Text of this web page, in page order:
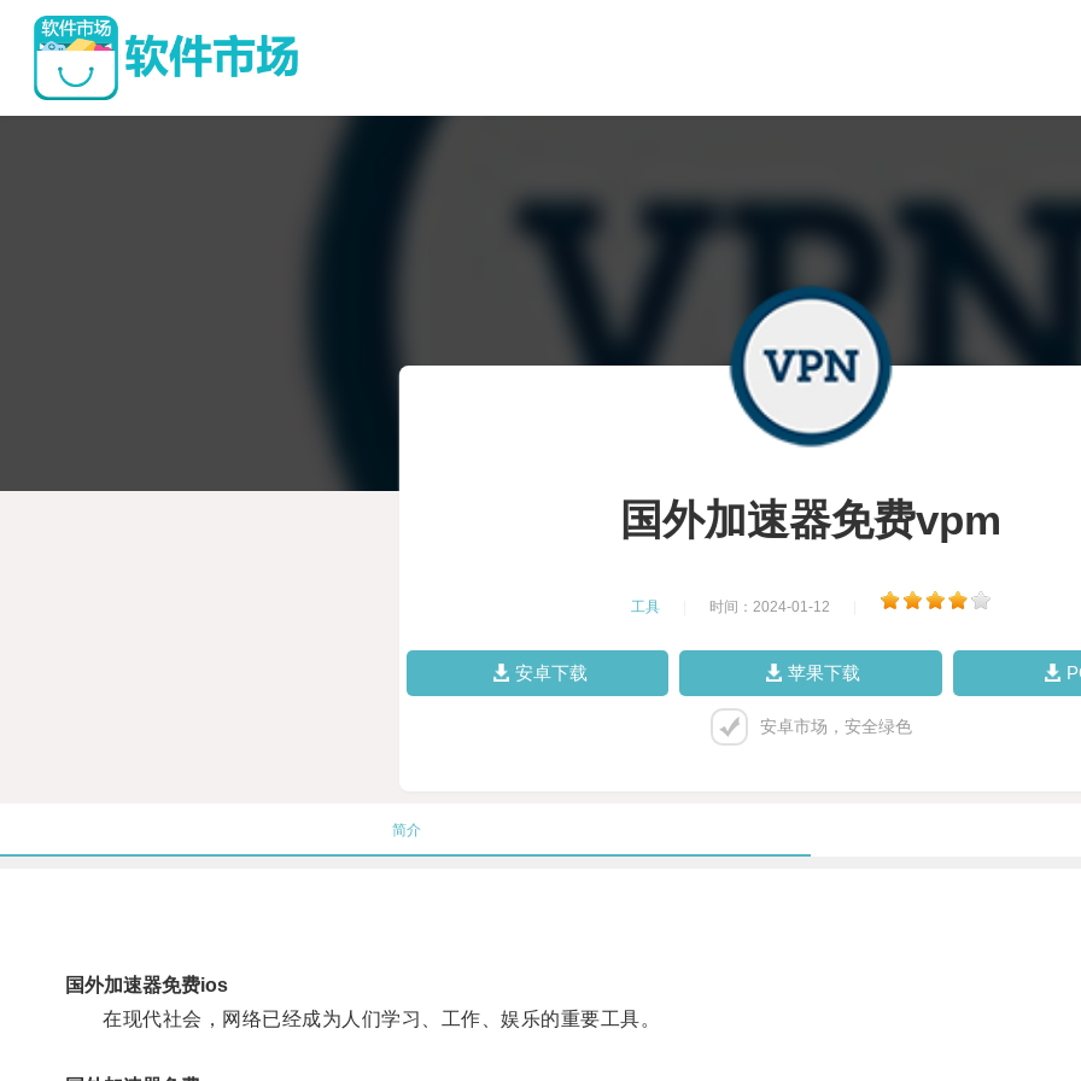
国外加速器免费vpm
工具 时间：2024-01-12
安卓下载 苹果下载
安卓市场，安全绿色
简介
国外加速器免费ios
在现代社会，网络已经成为人们学习、工作、娱乐的重要工具。